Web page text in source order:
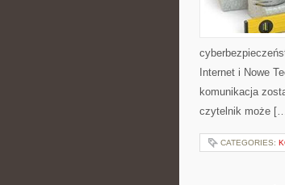
Internet i Nowe
komunikacja
czytelnik może
CATEGORIES: